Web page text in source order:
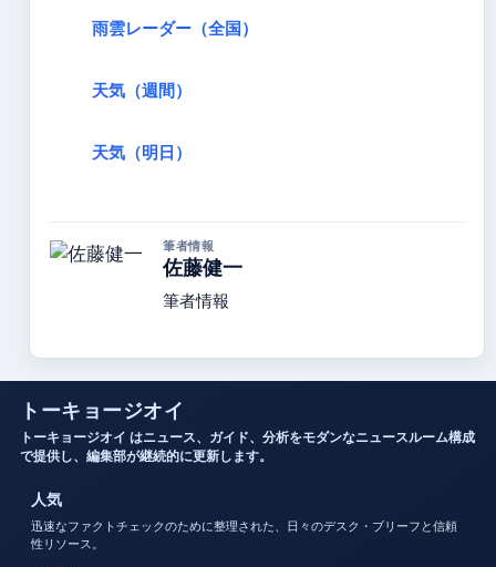
雨雲レーダー（全国）
天気（週間）
天気（明日）
筆者情報
佐藤健一
筆者情報
トーキョージオイ
トーキョージオイ はニュース、ガイド、分析をモダンなニュースルーム構成
で提供し、編集部が継続的に更新します。
人気
迅速なファクトチェックのために整理された、日々のデスク・ブリーフと信頼
性リソース。